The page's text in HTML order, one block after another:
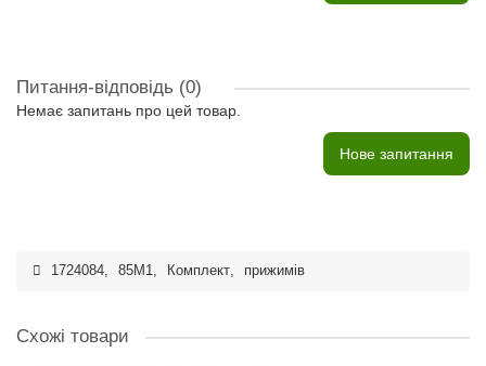
Питання-відповідь (0)
Немає запитань про цей товар.
Нове запитання
1724084, 85M1, Комплект, прижимів
Схожі товари